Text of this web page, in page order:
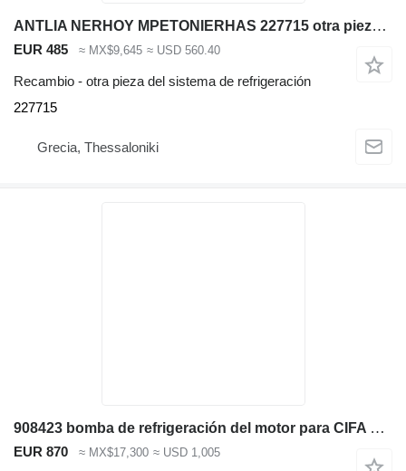
ANTLIA NERHOY MPETONIERHAS 227715 otra pieza del sistema de refrigeración para CIFA ALPHA maquinaria para hormigón
EUR 485 ≈ MX$9,645 ≈ USD 560.40
Recambio - otra pieza del sistema de refrigeración
227715
Grecia, Thessaloniki
908423 bomba de refrigeración del motor para CIFA KAPPA 75 bomba de hormigón
EUR 870 ≈ MX$17,300 ≈ USD 1,005